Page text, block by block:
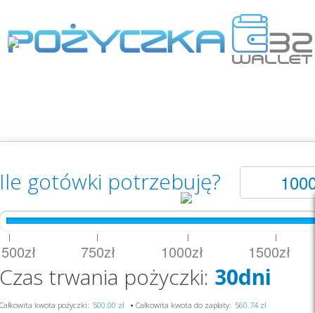
Ile gotówki potrzebuję?
| | | |
500zł 750zł 1000zł 1500zł
Czas trwania pożyczki: 30dni
Całkowita kwota pożyczki: • Całkowita kwota do zapłaty: